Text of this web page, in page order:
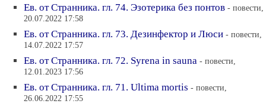
Ев. от Странника. гл. 74. Эзотерика без понтов - повести,
20.07.2022 17:58
Ев. от Странника. гл. 73. Дезинфектор и Люси - повести,
14.07.2022 17:57
Ев. от Странника. гл. 72. Syrenа in sauna - повести,
12.01.2023 17:56
Ев. от Странника. гл. 71. Ultima mortis - повести,
26.06.2022 17:55